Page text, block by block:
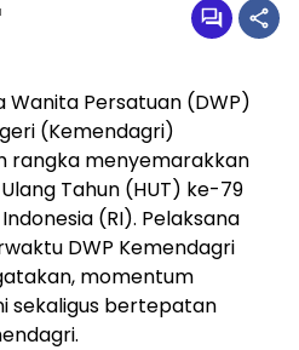
Wanita Persatuan (DWP)
(Kemendagri)
rangka menyemarakkan
Tahun (HUT) ke-79
(RI). Pelaksana
DWP Kemendagri
momentum
sekaligus bertepatan